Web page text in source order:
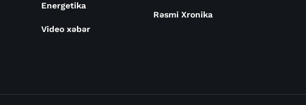
Energetika
Video xəbər
Rəsmi Xronika